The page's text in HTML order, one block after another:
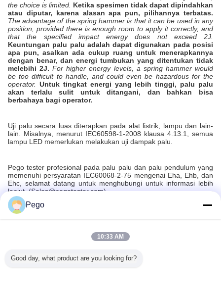
the choice is limited. Ketika spesimen tidak dapat dipindahkan
atau diputar, karena alasan apa pun, pilihannya terbatas.
The advantage of the spring hammer is that it can be used in any
position, provided there is enough room to apply it correctly, and
that the specified impact energy does not exceed 2J.
Keuntungan palu palu adalah dapat digunakan pada posisi
apa pun, asalkan ada cukup ruang untuk menerapkannya
dengan benar, dan energi tumbukan yang ditentukan tidak
melebihi 2J. For higher energy levels, a spring hammer would
be too difficult to handle, and could even be hazardous for the
operator.
Untuk tingkat energi yang lebih tinggi, palu palu
akan terlalu sulit untuk ditangani, dan bahkan bisa
berbahaya bagi operator.
Uji palu secara luas diterapkan pada alat listrik, lampu dan lain-
lain. Misalnya, menurut IEC60598-1-2008 klausa 4.13.1, semua
lampu LED memerlukan melakukan uji dampak palu.
Pego tester profesional pada palu palu dan palu pendulum yang
memenuhi persyaratan IEC60068-2-75 mengenai Eha, Ehb, dan
Ehc, selamat datang untuk menghubungi untuk informasi lebih
lanjut. (Sales@pegotester.com)
Recommended Products
Pego
10:33 AM
Good day, what product are you looking for?